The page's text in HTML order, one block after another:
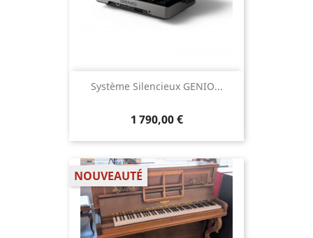
Système Silencieux GENIO...
1 790,00 €
NOUVEAUTÉ